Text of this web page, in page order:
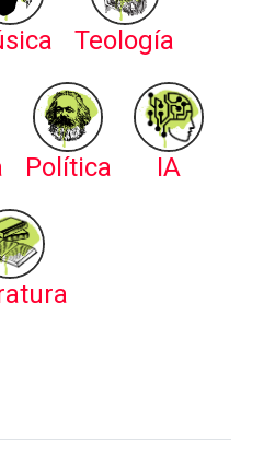
Teología
Política IA